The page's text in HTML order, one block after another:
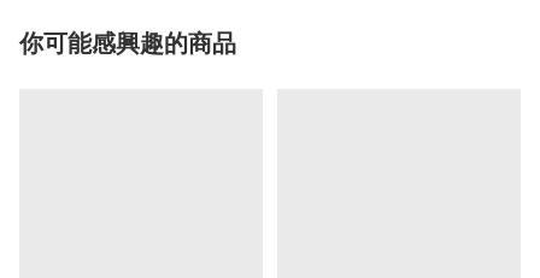
你可能感興趣的商品